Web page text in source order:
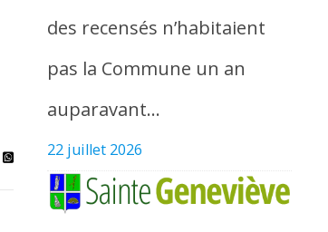
des recensés n’habitaient
pas la Commune un an
auparavant…
22 juillet 2026